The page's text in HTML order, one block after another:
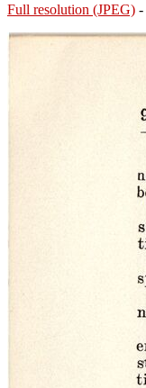
Full resolution (JPEG) -